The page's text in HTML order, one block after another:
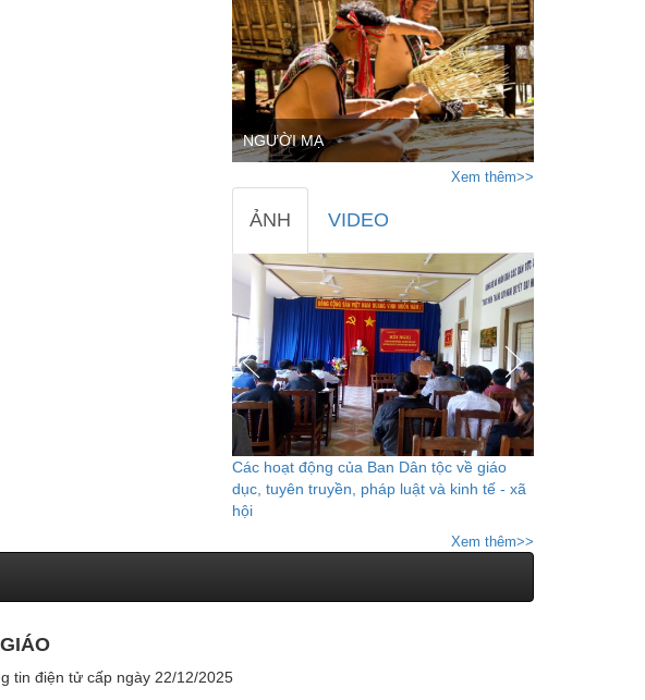
NGƯỜI MẠ
Xem thêm>>
ẢNH VIDEO
Các hoạt động của Ban Dân tộc về giáo
dục, tuyên truyền, pháp luật và kinh tế - xã
hội
Xem thêm>>
tin điện tử cấp ngày 22/12/2025